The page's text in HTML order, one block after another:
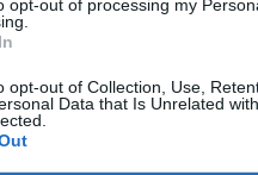
opt-out of processing my
opt-out of Collection, Use,
Data that Is Unrelated
Schengen au mai stabilit o
ca la frontierele